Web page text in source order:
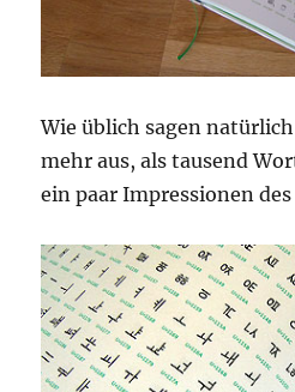
Wie üblich sagen
mehr aus, als tausend
ein paar Impressionen des